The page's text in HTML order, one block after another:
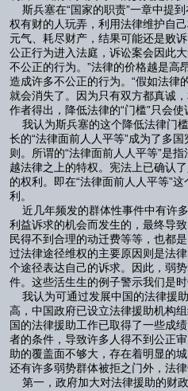
斯兵塞在“国家的职责”一章中提
权有财的人玩弄，利用法律维护自
元气、耗尽财产，结果可能还是败
公正行为进入法庭，诉讼案会因此
不公正的行为。”法律的价格越是高
造成许多不公正的行为。“假如法律
就会消失了。因为只有双方都真诚
作者得出，降低法律的“门槛”只会
我认为斯兵塞的这个降低法律门
长的“法律面前人人平等”成为了多
则。所谓的“法律面前人人平等”是
越法律之上的特权。宪法上已确认
的权利。即在“法律面前人人平等”
利。
近几年频发的群体性事件中有许
利益诉求的机会而发生的，最终导
民得不到合理的动迁费等等，也都
过法律途径维权的主要原因则是法
个途径表达自己的诉求。因此，弱
件。这些活生生的例子警示我们是
我认为可通过发展中国的法律援
高，中国政府已设立法律援助机构
国的法律援助工作已取得了一些成
者的条件，导致许多人得不到公正
助的覆盖面不够大，存在着明显的
还有许多弱势群体被拒之门外，法
第一，政府加大对法律援助的财